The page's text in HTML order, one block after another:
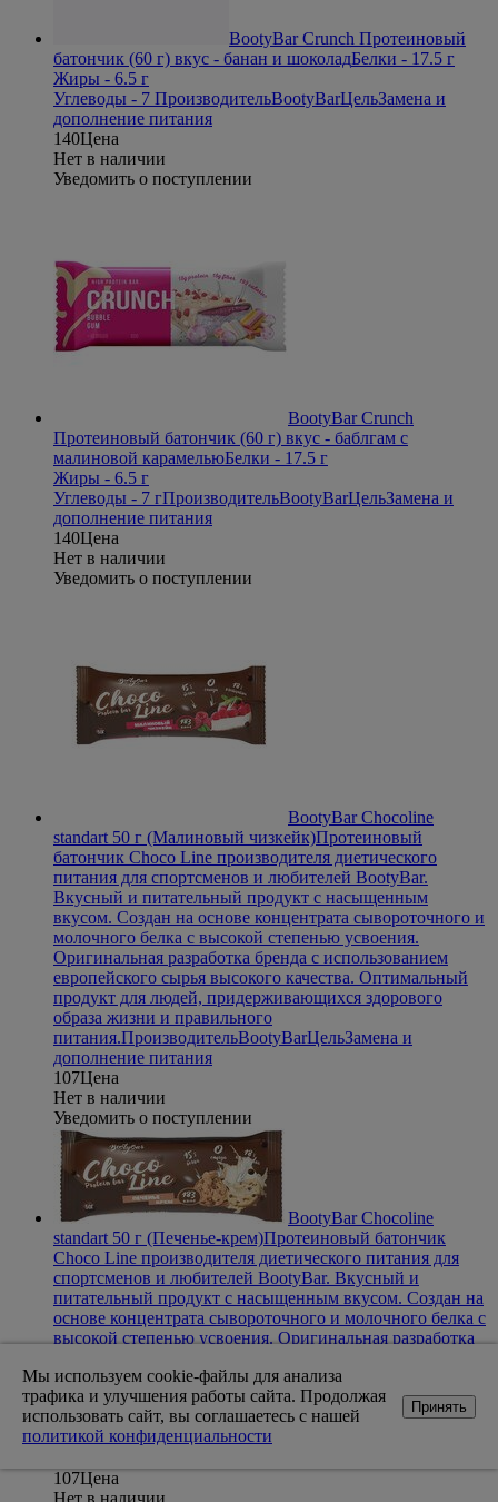
BootyBar Crunch Протеиновый
батончик (60 г) вкус - банан и шоколадБелки - 17.5 г
Жиры - 6.5 г
Углеводы - 7 ПроизводительBootyBarЦельЗамена и
дополнение питания
140Цена
Нет в наличии
Уведомить о поступлении
BootyBar Crunch
Протеиновый батончик (60 г) вкус - баблгам с
малиновой карамельюБелки - 17.5 г
Жиры - 6.5 г
Углеводы - 7 гПроизводительBootyBarЦельЗамена и
дополнение питания
140Цена
Нет в наличии
Уведомить о поступлении
BootyBar Chocoline
standart 50 г (Малиновый чизкейк)Протеиновый
батончик Choco Line производителя диетического
питания для спортсменов и любителей BootyBar.
Вкусный и питательный продукт с насыщенным
вкусом. Создан на основе концентрата сывороточного и
молочного белка с высокой степенью усвоения.
Оригинальная разработка бренда с использованием
европейского сырья высокого качества. Оптимальный
продукт для людей, придерживающихся здорового
образа жизни и правильного
питания.ПроизводительBootyBarЦельЗамена и
дополнение питания
107Цена
Нет в наличии
Уведомить о поступлении
BootyBar Chocoline
standart 50 г (Печенье-крем)Протеиновый батончик
Choco Line производителя диетического питания для
спортсменов и любителей BootyBar. Вкусный и
питательный продукт с насыщенным вкусом. Создан на
основе концентрата сывороточного и молочного белка с
высокой степенью усвоения. Оригинальная разработка
качества. Оптимальный продукт для людей,
придерживающихся здорового образа жизни и
правильного
питания.ПроизводительBootyBar
107Цена
Мы используем cookie-файлы для анализа
трафика и улучшения работы сайта. Продолжая
использовать сайт, вы соглашаетесь с нашей
политикой конфиденциальности
Принять